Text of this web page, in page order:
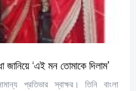
‘এই মন তোমাকে দিলাম’
প্রতিভার স্বাক্ষর। তিনি বাংলা